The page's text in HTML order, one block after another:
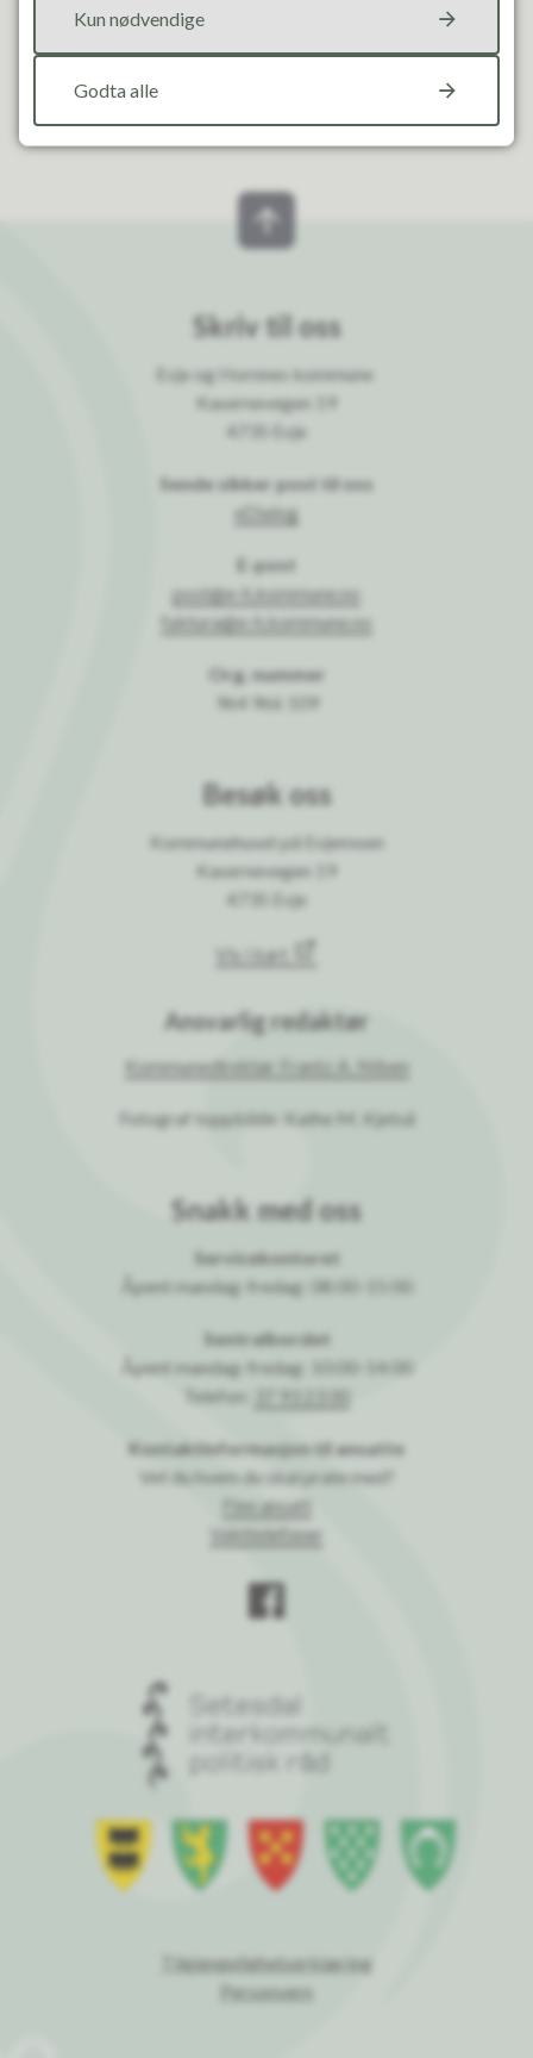
Ja Nei
Skriv til oss
Evje og Hornnes kommune
Kasernevegen 19
4735 Evje
Sende sikker post til oss
eDialog
E-post
post@e-h.kommune.no
faktura@e-h.kommune.no
Org. nummer
964 966 109
Besøk oss
Kommunehuset på Evjemoen
Kasernevegen 19
4735 Evje
Vis i kart
Ansvarlig redaktør
Kommunedirektør Frantz A. Nilsen
Fotograf toppbilde: Kathe M. Kjetså
Snakk med oss
Servicekontoret
Åpent mandag-fredag: 08:00-15:00
Sentralbordet
Åpent mandag-fredag: 10:00-14:00
Telefon:
37 93 23 00
Kontaktinformasjon til ansatte
Vet du hvem du skal prate med?
Finn ansatt
Vakttelefoner
Tilgjengelighetserklæring
Personvern
Kun nødvendige
Godta alle